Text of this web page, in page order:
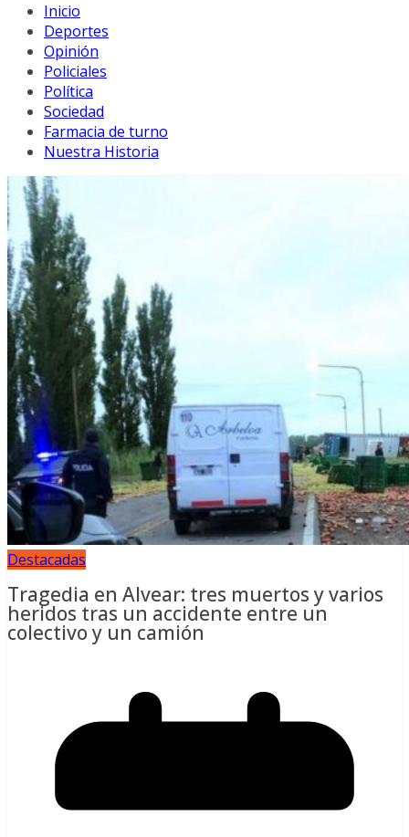
Inicio
Deportes
Opinión
Policiales
Política
Sociedad
Farmacia de turno
Nuestra Historia
Destacadas
Tragedia en Alvear: tres muertos y varios
heridos tras un accidente entre un
colectivo y un camión